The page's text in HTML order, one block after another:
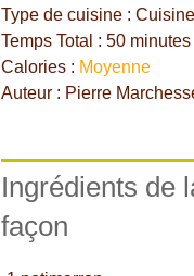
Type de cuisine :
Temps Total : 50 minutes
Calories : Moyenne
Auteur : Pierre
Ingrédients de
façon